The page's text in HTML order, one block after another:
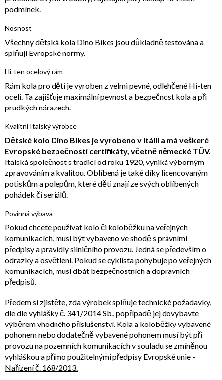
podmínek.
Nosnost
Všechny dětská kola Dino Bikes jsou důkladně testována a
splňují Evropské normy.
Hi-ten ocelový rám
Rám kola pro děti je vyroben z velmi pevné, odlehčené Hi-ten
oceli. Ta zajišťuje maximální pevnost a bezpečnost kola a při
prudkých nárazech.
Kvalitní Italský výrobce
Dětské kolo Dino Bikes je vyrobeno v Itálii a má veškeré
Evropské bezpečností certifikáty, včetně německé TÜV.
Italská společnost s tradicí od roku 1920, vyniká výborným
zpravováním a kvalitou. Oblíbená je také díky licencovaným
potiskům a polepům, které děti znají ze svých oblíbených
pohádek či seriálů.
Povinná výbava
Pokud chcete používat kolo či koloběžku na veřejných
komunikacích, musí být vybaveno ve shodě s právními
předpisy a pravidly silničního provozu. Jedná se především o
odrazky a osvětlení. Pokud se cyklista pohybuje po veřejných
komunikacích, musí dbát bezpečnostních a dopravních
předpisů.
Předem si zjistěte, zda výrobek splňuje technické požadavky,
dledle vyhlášky č. 341/2014 Sb., popřípadě jej dovybavte
výběrem vhodného příslušenství. Kola a koloběžky vybavené
pohonem nebo dodatečně vybavené pohonem musí být při
provozu na pozemních komunikacích v souladu se zmíněnou
vyhláškou a přímo použitelnými předpisy Evropské unie -
Nařízení č. 168/2013.